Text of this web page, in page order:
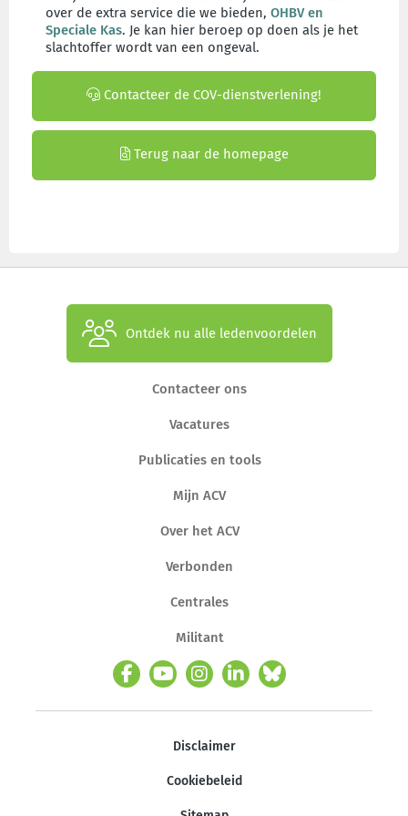
over de extra service die we bieden, OHBV en
Speciale Kas. Je kan hier beroep op doen als je het
slachtoffer wordt van een ongeval.
Contacteer de COV-dienstverlening!
Terug naar de homepage
Ontdek nu alle ledenvoordelen
Contacteer ons
Vacatures
Publicaties en tools
Mijn ACV
Over het ACV
Verbonden
Centrales
Militant
Disclaimer
Cookiebeleid